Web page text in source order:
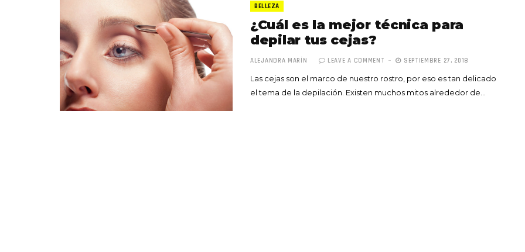
BELLEZA
¿Cuál es la mejor técnica para
depilar tus cejas?
ALEJANDRA MARÍN LEAVE A COMMENT SEPTIEMBRE 27, 2018
Las cejas son el marco de nuestro rostro, por eso es tan delicado
el tema de la depilación. Existen muchos mitos alrededor de…
Totó la Momposina: el